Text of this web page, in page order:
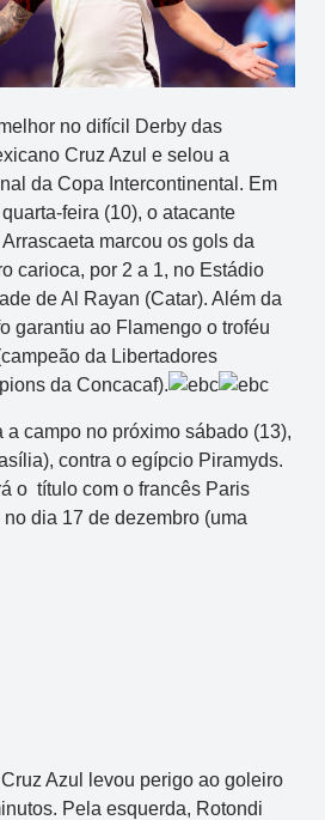
no difícil Derby das
Cruz Azul e selou a
da Copa Intercontinental. Em
feira (10), o atacante
marcou os gols da
carioca, por 2 a 1, no Estádio
de Al Rayan (Catar). Além da
garantiu ao Flamengo o troféu
da Libertadores
da Concacaf).
a campo no próximo sábado (13),
contra o egípcio Piramyds.
o título com o francês Paris
dia 17 de dezembro (uma
Azul levou perigo ao goleiro
Pela esquerda, Rotondi